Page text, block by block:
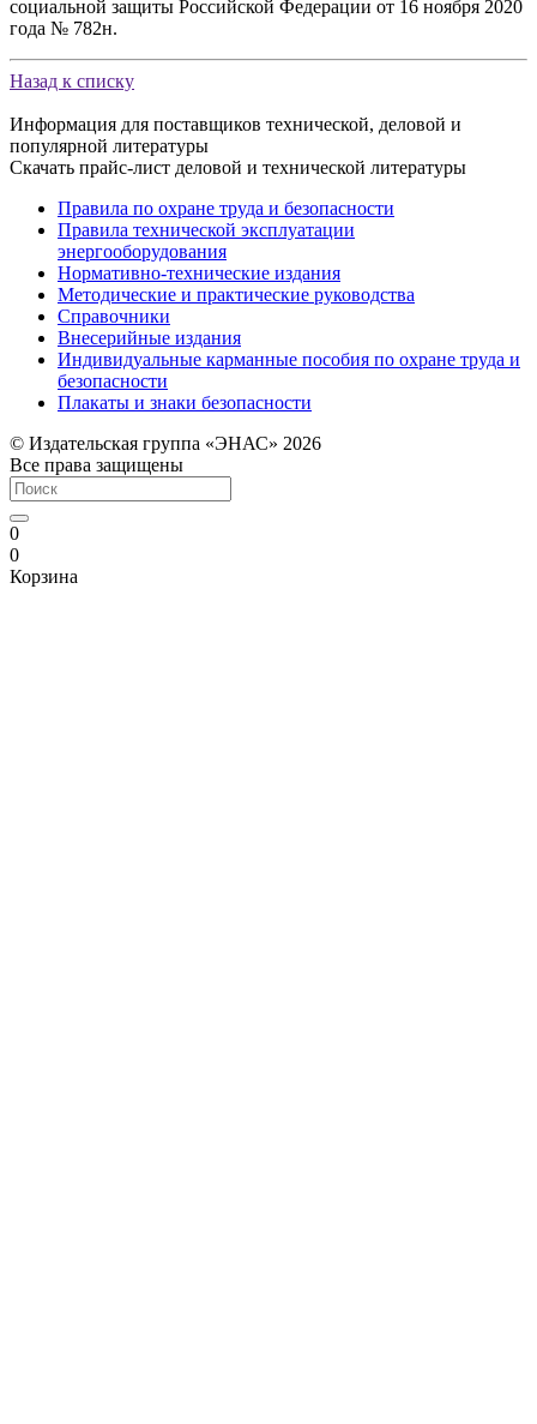
социальной защиты Российской Федерации от 16 ноября 2020
года № 782н.
Назад к списку
Информация для поставщиков технической, деловой и
популярной литературы
Скачать прайс-лист деловой и технической литературы
Правила по охране труда и безопасности
Правила технической эксплуатации
энергооборудования
Нормативно-технические издания
Методические и практические руководства
Справочники
Внесерийные издания
Индивидуальные карманные пособия по охране труда и
безопасности
Плакаты и знаки безопасности
© Издательская группа «ЭНАС» 2026
Все права защищены
0
0
Корзина